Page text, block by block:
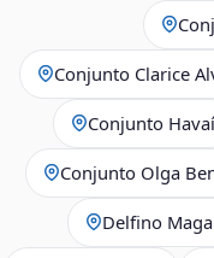
Conjunto Clarice
Conjunto Havaí
Conjunto Olga
Delfino